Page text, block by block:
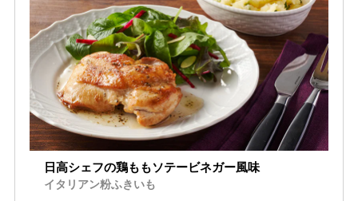
日高シェフの鶏ももソテービネガー風味
イタリアン粉ふきいも